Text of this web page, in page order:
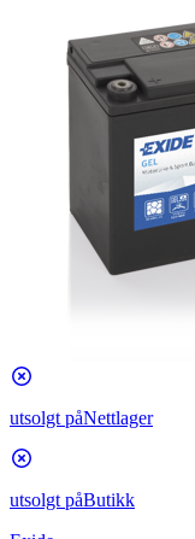
utsolgt påNettlager
utsolgt påButikk